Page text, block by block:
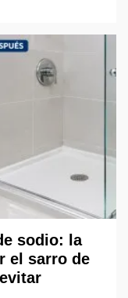
sodio: la
el sarro de